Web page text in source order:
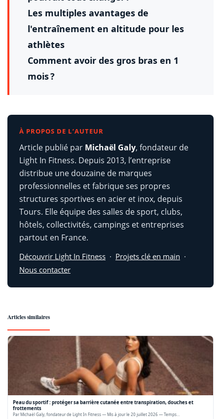
Les multiples avantages de
l'entraînement en altitude pour les
athlètes
Comment avoir des gros bras en 1
mois ?
À PROPOS DE L’AUTEUR
Article publié par Michaël Galy, fondateur de
Light In Fitness. Depuis 2013, l’entreprise
distribue une douzaine de marques
professionnelles et fabrique ses propres
structures sportives en acier et inox, depuis
Tours. Elle équipe des salles de sport, clubs,
hôtels, collectivités, campings et entreprises
partout en France.
Découvrir Light In Fitness · Projets clé en main ·
Nous contacter
Articles similaires
Peau du sportif : protéger sa barrière cutanée entre transpiration, douches et
frottements
Par Michaël Galy, fondateur de Light In Fitness — Mis à jour le 20 juillet 2026 — Temps…